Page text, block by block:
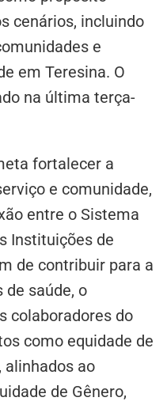
cenários, incluindo
e
em Teresina. O
na última terça-
fortalecer a
e comunidade,
entre o Sistema
Instituições de
de contribuir para a
saúde, o
colaboradores do
como equidade de
alinhados ao
de Gênero,